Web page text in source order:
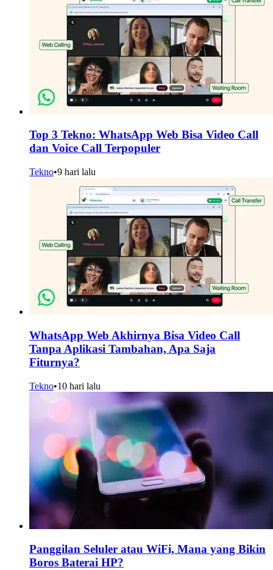
Top 3 Tekno: WhatsApp Web Bisa Video Call
dan Voice Call Terpopuler
Tekno•9 hari lalu
WhatsApp Web Akhirnya Bisa Video Call
Tanpa Aplikasi Tambahan, Apa Saja
Fiturnya?
Tekno•10 hari lalu
Panggilan Seluler atau WiFi, Mana yang Bikin
Boros Baterai HP?